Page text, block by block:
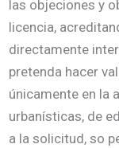
las objeciones y
licencia,
directamente
pretenda hacer
únicamente en la
urbanísticas, de
a la solicitud, so